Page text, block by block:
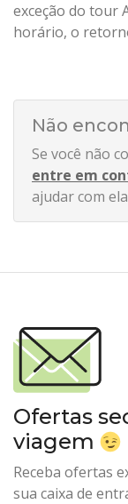
exceção do tour
horário, o
Não
Se você não
entre em
ajudar com
Ofertas
viagem
Receba ofertas
sua caixa de